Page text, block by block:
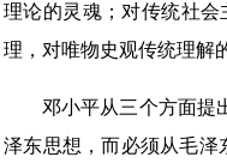
理论的灵魂；对传统社
理，对唯物史观传统理解
邓小平从三个方面提出
泽东思想，而必须从毛泽